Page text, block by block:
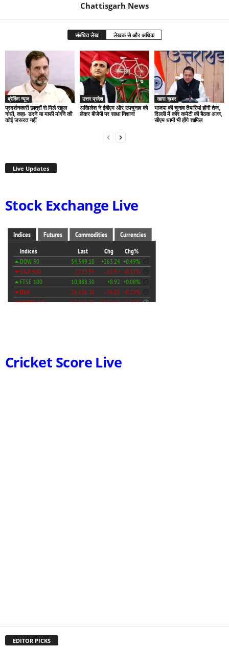
Chattisgarh News
संबंधित लेख लेखक से और अधिक
ब्रेकिंग न्यूज
प्रदर्शनकारी छात्रों से मिले राहुल
गांधी, कहा- डरने या माफी मांगने की
कोई जरूरत नहीं
उत्तर प्रदेश
अखिलेश ने ईवीएम और उपचुनाव को
लेकर बीजेपी पर साधा निशाना
खास ख़बर
भाजपा की चुनाव तैयारियां होंगी तेज,
दिल्ली में कोर कमेटी की बैठक आज,
सीएम धामी भी होंगे शामिल
Live Updates
Stock Exchange Live
Cricket Score Live
EDITOR PICKS